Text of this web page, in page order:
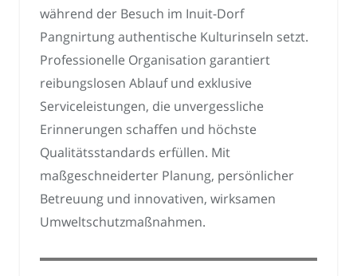
während der Besuch im Inuit-Dorf
Pangnirtung authentische Kulturinseln setzt.
Professionelle Organisation garantiert
reibungslosen Ablauf und exklusive
Serviceleistungen, die unvergessliche
Erinnerungen schaffen und höchste
Qualitätsstandards erfüllen. Mit
maßgeschneiderter Planung, persönlicher
Betreuung und innovativen, wirksamen
Umweltschutzmaßnahmen.